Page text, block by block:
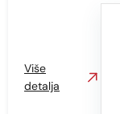
Više
detalja